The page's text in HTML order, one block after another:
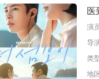
医
演
导
类
地